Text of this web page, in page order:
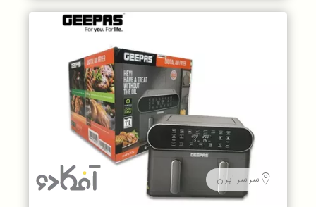
سراسر ایران